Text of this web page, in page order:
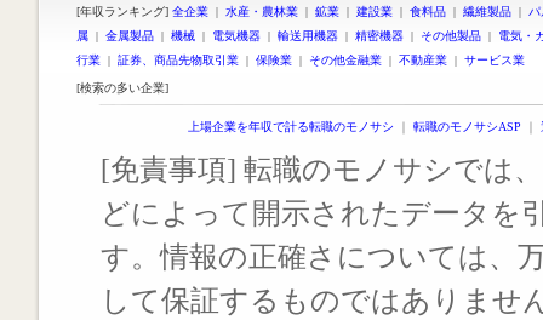
[年収ランキング] 全企業 | 水産・農林業 | 鉱業 | 建設業 | 食料品 | 繊維製品 |
属 | 金属製品 | 機械 | 電気機器 | 輸送用機器 | 精密機器 | その他製品 | 電気・
行業 | 証券、商品先物取引業 | 保険業 | その他金融業 | 不動産業 | サービス業
[検索の多い企業]
上場企業を年収で計る転職のモノサシ ｜ 転職のモノサシASP ｜
[免責事項] 転職のモノサシでは
どによって開示されたデータを
す。情報の正確さについては、
して保証するものではありませ